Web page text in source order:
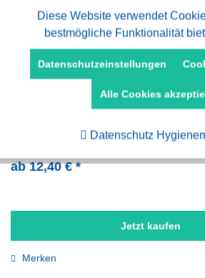
Putztuchrollen aus
lagig, blau, 2 Rollen
ab 12,40 € *
Jetzt kaufen
Merken
Funktionale
Marketing
Diese Website verwendet
bestmögliche Funktionalität
Datenschutzeinstellungen
Alle Cookies
Datenschutz